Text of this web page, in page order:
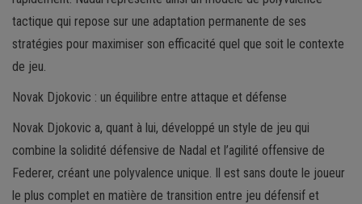
tactique qui repose sur une adaptation permanente de ses
stratégies pour maximiser son efficacité quel que soit le contexte
de jeu.
Novak Djokovic : un équilibre entre attaque et défense
Novak Djokovic a, quant à lui, développé un style de jeu qui
combine la solidité défensive de Nadal et l’agilité offensive de
Federer, créant une polyvalence unique. Il est sans doute le joueur
le plus complet en matière de transition entre jeu défensif et